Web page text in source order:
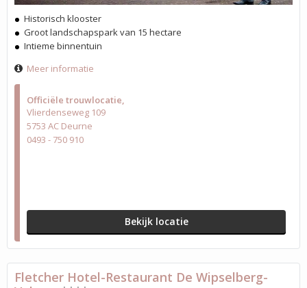
Officiële trouwlocatie
Vlierdenseweg 109
5753 AC Deurne
0493 - 750 910
Bekijk locatie
Historisch klooster
Groot landschapspark van 15 hectare
Intieme binnentuin
Meer informatie
Fletcher Hotel-Restaurant De Wipselberg-